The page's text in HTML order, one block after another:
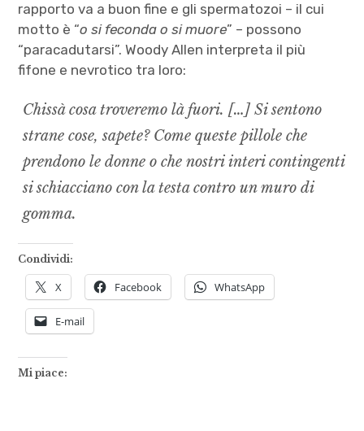
rapporto va a buon fine e gli spermatozoi – il cui
motto è “o si feconda o si muore” – possono
“paracadutarsi”. Woody Allen interpreta il più
fifone e nevrotico tra loro:
Chissà cosa troveremo là fuori. […]Si sentono
strane cose, sapete? Come queste pillole che
prendono le donne o che nostri interi contingenti
si schiacciano con la testa contro un muro di
gomma.
Condividi:
X Facebook WhatsApp
E-mail
Mi piace: